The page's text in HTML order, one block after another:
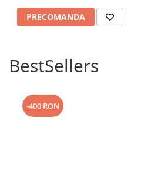
PRECOMANDA
BestSellers
-400 RON